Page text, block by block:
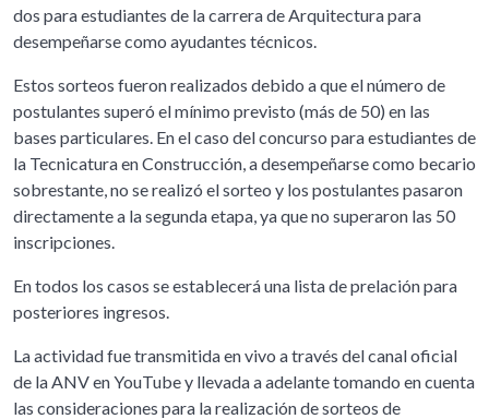
dos para estudiantes de la carrera de Arquitectura para
desempeñarse como ayudantes técnicos.
Estos sorteos fueron realizados debido a que el número de
postulantes superó el mínimo previsto (más de 50) en las
bases particulares. En el caso del concurso para estudiantes de
la Tecnicatura en Construcción, a desempeñarse como becario
sobrestante, no se realizó el sorteo y los postulantes pasaron
directamente a la segunda etapa, ya que no superaron las 50
inscripciones.
En todos los casos se establecerá una lista de prelación para
posteriores ingresos.
La actividad fue transmitida en vivo a través del canal oficial
de la ANV en YouTube y llevada a adelante tomando en cuenta
las consideraciones para la realización de sorteos de